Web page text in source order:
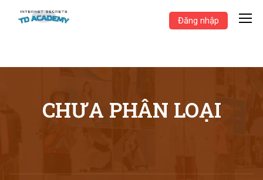
Đăng nhập
CHƯA PHÂN LOẠI